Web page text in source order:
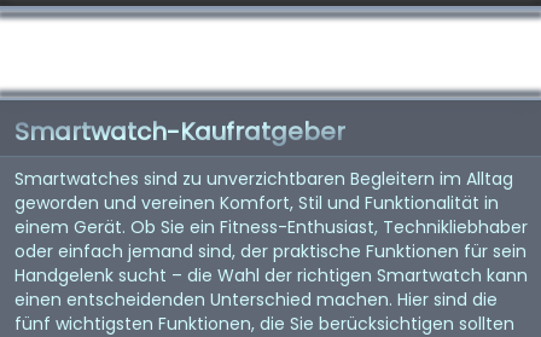
Smartwatch-Kaufratgeber
Smartwatches sind zu unverzichtbaren Begleitern im Alltag
geworden und vereinen Komfort, Stil und Funktionalität in
einem Gerät. Ob Sie ein Fitness-Enthusiast, Technikliebhaber
oder einfach jemand sind, der praktische Funktionen für sein
Handgelenk sucht – die Wahl der richtigen Smartwatch kann
einen entscheidenden Unterschied machen. Hier sind die
fünf wichtigsten Funktionen, die Sie berücksichtigen sollten